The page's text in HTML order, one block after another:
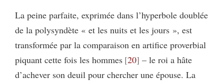
La peine parfaite, exprimée dans l’hyperbole doublée
de la polysyndète « et les nuits et les jours », est
transformée par la comparaison en artifice proverbial
piquant cette fois les hommes 20 – le roi a hâte
d’achever son deuil pour chercher une épouse. La